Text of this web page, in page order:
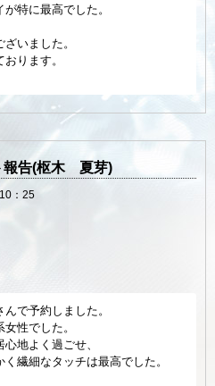
特に最高でした。
いました。
ります。
報告(枢木 夏芽)
：25
で予約しました。
性でした。
地よく過ごせ、
繊細なタッチは最高でした。